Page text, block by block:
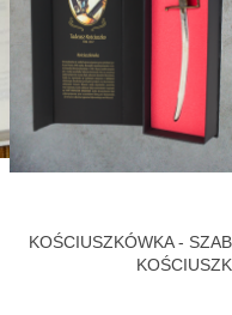
KOŚCIUSZKÓWKA -